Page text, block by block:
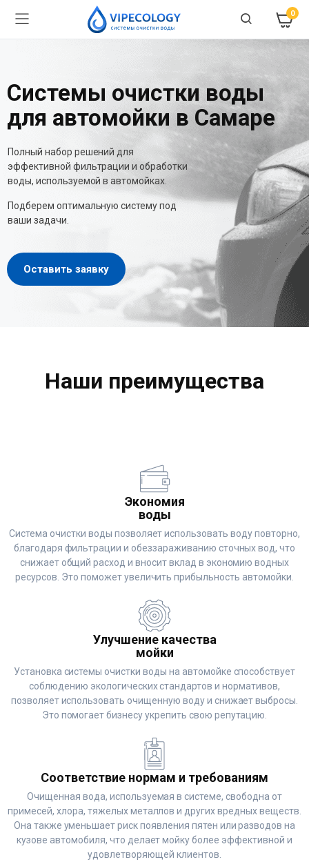
0
Системы очистки воды
для автомойки в Самаре
Полный набор решений для
эффективной фильтрации и обработки
воды, используемой в автомойках.
Подберем оптимальную систему под
ваши задачи.
Оставить заявку
Наши преимущества
Экономия
воды
Система очистки воды позволяет использовать воду повторно,
благодаря фильтрации и обеззараживанию сточных вод, что
снижает общий расход и вносит вклад в экономию водных
ресурсов. Это поможет увеличить прибыльность автомойки.
Улучшение качества
мойки
Установка системы очистки воды на автомойке способствует
соблюдению экологических стандартов и нормативов,
позволяет использовать очищенную воду и снижает выбросы.
Это помогает бизнесу укрепить свою репутацию.
Соответствие нормам и требованиям
Очищенная вода, используемая в системе, свободна от
примесей, хлора, тяжелых металлов и других вредных веществ.
Она также уменьшает риск появления пятен или разводов на
кузове автомобиля, что делает мойку более эффективной и
удовлетворяющей клиентов.